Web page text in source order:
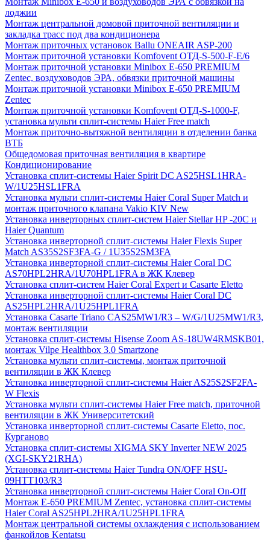
лоджии
Монтаж центральной домовой приточной вентиляции и
закладка трасс под два кондиционера
Монтаж приточных установок Ballu ONEAIR ASP-200
Монтаж приточной установки Komfovent ОТД-S-500-F-E/6
Монтаж приточной установки Minibox E-650 PREMIUM
Zentec, воздуховодов ЭРА, обвязки приточной машины
Монтаж приточной установки Minibox E-650 PREMIUM
Zentec
Монтаж приточной установки Komfovent ОТД-S-1000-F,
установка мульти сплит-системы Haier Free match
Монтаж приточно-вытяжной вентиляции в отделении банка
ВТБ
Общедомовая приточная вентиляция в квартире
Кондиционирование
Установка сплит-системы Haier Spirit DC AS25HSL1HRA-
W/1U25HSL1FRA
Установка мульти сплит-системы Haier Coral Super Match и
монтаж приточного клапана Vakio KIV New
Установка инверторных сплит-систем Haier Stellar HP -20С и
Haier Quantum
Установка инверторной сплит-системы Haier Flexis Super
Match AS35S2SF3FA-G / 1U35S2SM3FA
Установка инверторной сплит-системы Haier Coral DC
AS70HPL2HRA/1U70HPL1FRA в ЖК Клевер
Установка сплит-систем Haier Coral Expert и Casarte Eletto
Установка инверторной сплит-системы Haier Coral DC
AS25HPL2HRA/1U25HPL1FRA
Установка Casarte Triano CAS25MW1/R3 – W/G/1U25MW1/R3,
монтаж вентиляции
Установка сплит-системы Hisense Zoom AS-18UW4RMSKB01,
монтаж Vilpe Healthbox 3.0 Smartzone
Установка мульти сплит-системы, монтаж приточной
вентиляции в ЖК Клевер
Установка инверторной сплит-системы Haier AS25S2SF2FA-
W Flexis
Установка мульти сплит-системы Haier Free match, приточной
вентиляции в ЖК Университетский
Установка инверторной сплит-системы Casarte Eletto, пос.
Курганово
Установка сплит-системы XIGMA SKY Inverter NEW 2025
(XGI-SKY21RHA)
Установка сплит-системы Haier Tundra ON/OFF HSU-
09HTT103/R3
Установка инверторной сплит-системы Haier Coral On-Off
Монтаж E-650 PREMIUM Zentec, установка сплит-системы
Haier Coral AS25HPL2HRA/1U25HPL1FRA
Монтаж центральной системы охлаждения с использованием
фанкойлов Kentatsu